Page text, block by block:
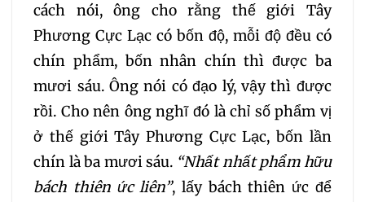
209 210 211 212
213 214 215 216
217 218 219 220
221 222 223
cách nói, ông cho rằng thế giới Tây
Phương Cực Lạc có bốn độ, mỗi độ đều có
chín phẩm, bốn nhân chín thì được ba
mươi sáu. Ông nói có đạo lý, vậy thì được
rồi. Cho nên ông nghĩ đó là chỉ số phẩm vị
ở thế giới Tây Phương Cực Lạc, bốn lần
chín là ba mươi sáu. “Nhất nhất phẩm hữu
bách thiên ức liên”, lấy bách thiên ức để